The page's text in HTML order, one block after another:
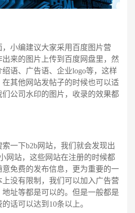
小编建议大家采用百度图片营
来的图片上传到百度网盘里，然
语、广告语、企业logo等，这样
在其他网站发帖子的时候也可以适
们公司水印的图片，收录的效果都
下b2b网站，我们就会发现出
网站，这些网站在注册的时候都
免费的发布信息，更为重要的一
没有限制，我们可以加入广告营
址等都是可以的。但是一般都是
话可以达到10条以上。微信号